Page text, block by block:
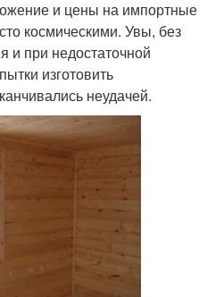
и цены на импортные
космическими. Увы, без
и при недостаточной
изготовить
неудачей.